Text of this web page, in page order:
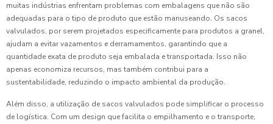
muitas indústrias enfrentam problemas com embalagens que não são
adequadas para o tipo de produto que estão manuseando. Os sacos
valvulados, por serem projetados especificamente para produtos a granel,
ajudam a evitar vazamentos e derramamentos, garantindo que a
quantidade exata de produto seja embalada e transportada. Isso não
apenas economiza recursos, mas também contribui para a
sustentabilidade, reduzindo o impacto ambiental da produção.
Além disso, a utilização de sacos valvulados pode simplificar o processo
de logística. Com um design que facilita o empilhamento e o transporte,